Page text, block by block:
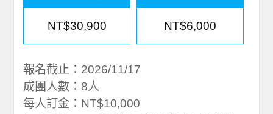
NT$30,900 NT$6,000
報名截止：2026/11/17
成團人數：8人
每人訂金：NT$10,000